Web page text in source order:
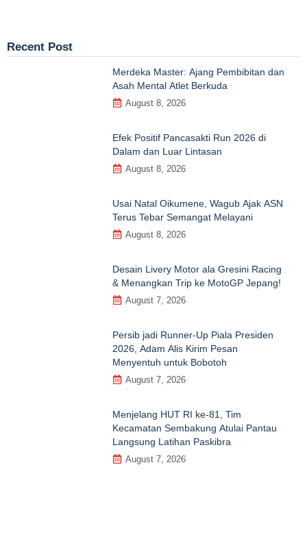
Recent Post
Merdeka Master: Ajang Pembibitan dan
Asah Mental Atlet Berkuda
August 8, 2026
Efek Positif Pancasakti Run 2026 di
Dalam dan Luar Lintasan
August 8, 2026
Usai Natal Oikumene, Wagub Ajak ASN
Terus Tebar Semangat Melayani
August 8, 2026
Desain Livery Motor ala Gresini Racing
& Menangkan Trip ke MotoGP Jepang!
August 7, 2026
Persib jadi Runner-Up Piala Presiden
2026, Adam Alis Kirim Pesan
Menyentuh untuk Bobotoh
August 7, 2026
Menjelang HUT RI ke‑81, Tim
Kecamatan Sembakung Atulai Pantau
Langsung Latihan Paskibra
August 7, 2026